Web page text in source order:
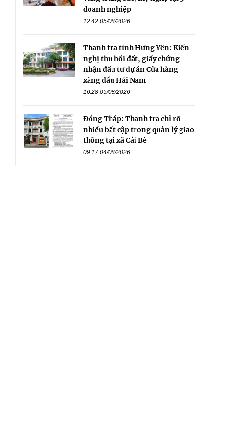
doanh nghiệp
12:42 05/08/2026
Thanh tra tỉnh Hưng Yên: Kiến
nghị thu hồi đất, giấy chứng
nhận đầu tư dự án Cửa hàng
xăng dầu Hải Nam
16:28 05/08/2026
Đồng Tháp: Thanh tra chỉ rõ
nhiều bất cập trong quản lý giao
thông tại xã Cái Bè
09:17 04/08/2026